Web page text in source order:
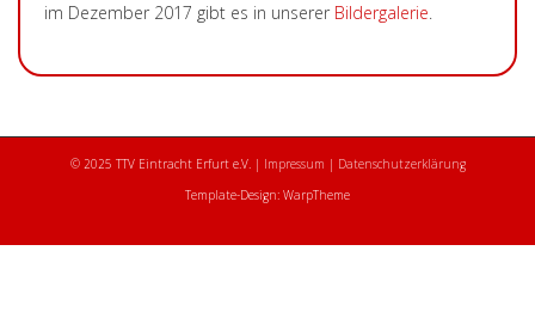
im Dezember 2017 gibt es in unserer Bildergalerie.
© 2025 TTV Eintracht Erfurt e.V. | Impressum | Datenschutzerklärung
Template-Design: WarpTheme